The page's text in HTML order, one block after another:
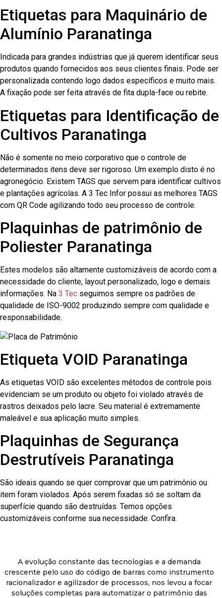
Etiquetas para Maquinário de
Alumínio Paranatinga
Indicada para grandes indústrias que já querem identificar seus
produtos quando fornecidos aos seus clientes finais. Pode ser
personalizada contendo logo dados específicos e muito mais.
A fixação pode ser feita através de fita dupla-face ou rebite.
Etiquetas para Identificação de
Cultivos Paranatinga
Não é somente no meio corporativo que o controle de
determinados itens deve ser rigoroso. Um exemplo disto é no
agronegócio. Existem TAGS que servem para identificar cultivos
e plantações agrícolas. A 3 Tec Infor possui as melhores TAGS
com QR Code agilizando todo seu processo de controle.
Plaquinhas de patrimônio de
Poliester Paranatinga
Estes modelos são altamente customizáveis de acordo com a
necessidade do cliente, layout personalizado, logo e demais
informações. Na 3 Tec seguimos sempre os padrões de
qualidade de ISO-9002 produzindo sempre com qualidade e
responsabilidade.
Etiqueta VOID Paranatinga
As etiquetas VOID são excelentes métodos de controle pois
evidenciam se um produto ou objeto foi violado através de
rastros deixados pelo lacre. Seu material é extremamente
maleável e sua aplicação muito simples.
Plaquinhas de Segurança
Destrutíveis Paranatinga
São ideais quando se quer comprovar que um patrimônio ou
item foram violados. Após serem fixadas só se soltam da
superfície quando são destruídas. Temos opções
customizáveis conforme sua necessidade. Confira.
A evolução constante das tecnologias e a demanda
crescente pelo uso do código de barras como instrumento
racionalizador e agilizador de processos, nos levou a focar
soluções completas para automatizar o patrimônio das